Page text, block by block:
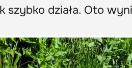
szybko działa. Oto